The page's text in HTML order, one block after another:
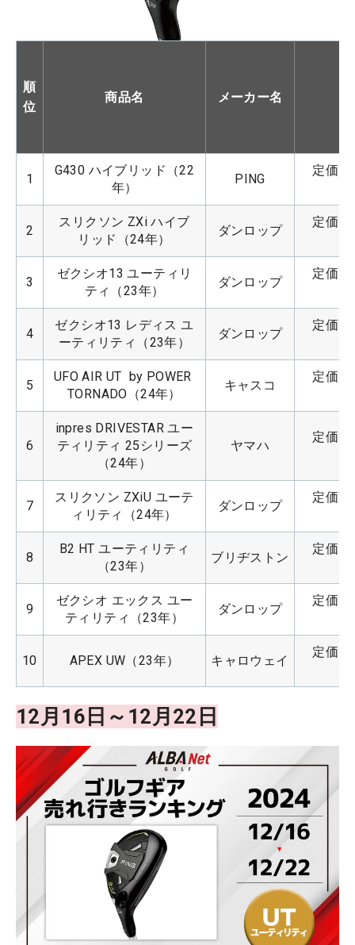
順
位
商品名 メーカー名
1
G430 ハイブリッド（22
年）
PING
定価
2
スリクソン ZXi ハイブ
リッド（24年）
ダンロップ
定価
3
ゼクシオ13 ユーティリ
ティ（23年）
ダンロップ
定価
4
ゼクシオ13 レディス ユ
ーティリティ（23年）
ダンロップ
定価
5
UFO AIR UT  by POWER
TORNADO（24年）
キャスコ
定価
6
inpres DRIVESTAR ユー
ティリティ 25シリーズ
（24年）
ヤマハ
定価
7
スリクソン ZXiU ユーテ
ィリティ（24年）
ダンロップ
定価
8
B2 HT ユーティリティ
（23年）
ブリヂストン
定価
9
ゼクシオ エックス ユー
ティリティ（23年）
ダンロップ
定価
10 APEX UW（23年） キャロウェイ
定価
12月16日～12月22日